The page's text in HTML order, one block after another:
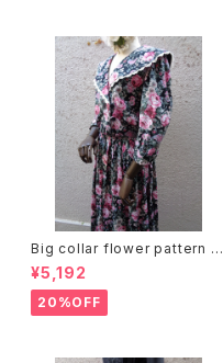
Big collar flower pattern dr
ess ビッグカラー 花柄 ワンピ
ース
¥5,192
20%OFF